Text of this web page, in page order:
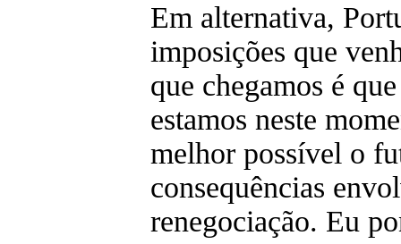
Em alternativa,
imposições que
que chegamos é
estamos neste
melhor possível o
consequências
renegociação. Eu